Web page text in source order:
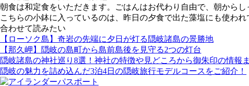
朝食は和定食をいただきます。ごはんはお代わり自由で、朝から
こちらの小鉢に入っているのは、昨日の夕食で出た藻塩にも使わ
合わせて読みたい
【ローソク島】奇岩の先端に夕日が灯る隠岐諸島の景勝地
【那久岬】隠岐の島町から島前島後を見守る2つの灯台
隠岐諸島の神社巡り8選！神社の特徴や見どころから御朱印の情報
隠岐の魅力を詰め込んだ3泊4日の隠岐旅行モデルコースをご紹介！